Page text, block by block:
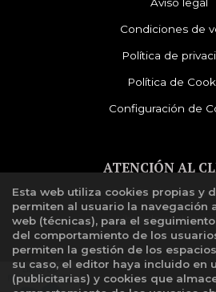
Aviso legal
Condiciones de
Política de
Política de
Configuración de
ATENCIÓN AL
Quiénes
Libro de
Esta web utiliza cookies propias y
permiten al usuario la navegación
web (técnicas), para el
del comportamiento de los
permiten la gestión de los
su caso, el editor haya incluido en
(publicitarias) y cookies que